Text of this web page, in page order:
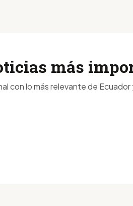
más
con lo más relevante de